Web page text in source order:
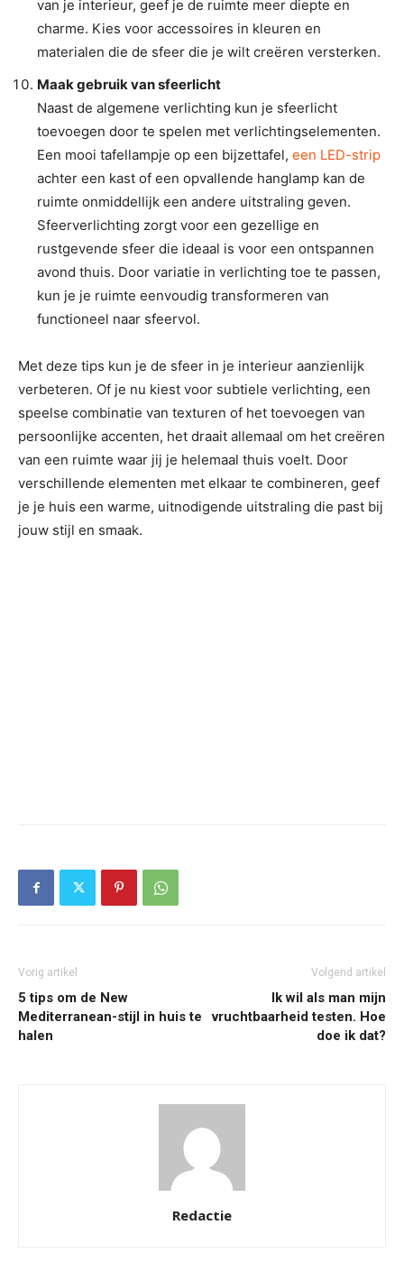
van je interieur, geef je de ruimte meer diepte en
charme. Kies voor accessoires in kleuren en
materialen die de sfeer die je wilt creëren versterken.
Maak gebruik van sfeerlicht
Naast de algemene verlichting kun je sfeerlicht
toevoegen door te spelen met verlichtingselementen.
Een mooi tafellampje op een bijzettafel, een LED-strip
achter een kast of een opvallende hanglamp kan de
ruimte onmiddellijk een andere uitstraling geven.
Sfeerverlichting zorgt voor een gezellige en
rustgevende sfeer die ideaal is voor een ontspannen
avond thuis. Door variatie in verlichting toe te passen,
kun je je ruimte eenvoudig transformeren van
functioneel naar sfeervol.
Met deze tips kun je de sfeer in je interieur aanzienlijk
verbeteren. Of je nu kiest voor subtiele verlichting, een
speelse combinatie van texturen of het toevoegen van
persoonlijke accenten, het draait allemaal om het creëren
van een ruimte waar jij je helemaal thuis voelt. Door
verschillende elementen met elkaar te combineren, geef
je je huis een warme, uitnodigende uitstraling die past bij
jouw stijl en smaak.
Vorig artikel
5 tips om de New
Mediterranean-stijl in huis te
halen
Volgend artikel
Ik wil als man mijn
vruchtbaarheid testen. Hoe
doe ik dat?
Redactie